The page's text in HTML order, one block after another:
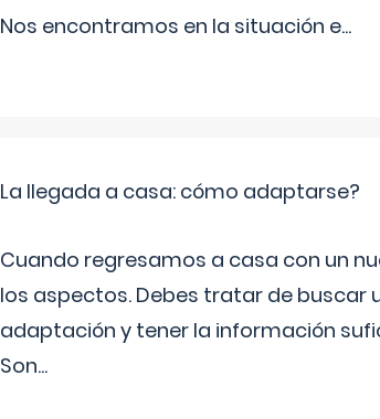
Nos encontramos en la situación e...
La llegada a casa: cómo adaptarse?
Cuando regresamos a casa con un
los aspectos. Debes tratar de
adaptación y tener la información
Son...